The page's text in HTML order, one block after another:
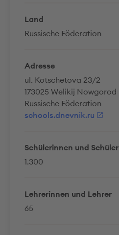
Land
Russische Föderation
Adresse
ul. Kotschetova 23/2
173025 Welikij Nowgorod
Russische Föderation
schools.dnevnik.ru
Schülerinnen und Schüler
1.300
Lehrerinnen und Lehrer
65